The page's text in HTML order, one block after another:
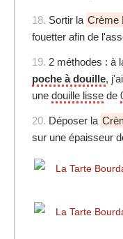
18. Sortir la Crème
fouetter afin de
19. 2 méthodes : à
poche à douille,
une douille lisse de
20. Déposer la
sur une épaisseur